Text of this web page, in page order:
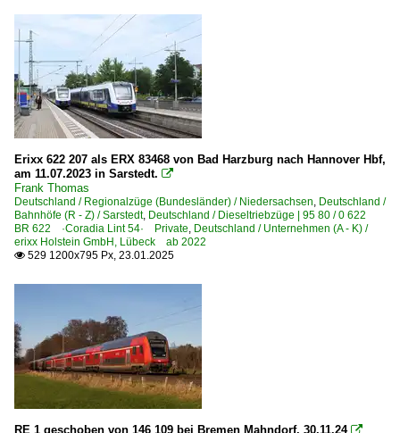
Sonstiges
Zuglaufschilder
Strecken | KBS 100-199
112 Wittenberge ⨯ Dannenberg Ost – Lüneburg ⨯
123 Hannover – Bad Fallingbostel – Buchholz
124 Nienburg – Minden ·Natobahn·
125 Cuxhaven – Bremerhaven – Bremen
300 Wolfsburg – Lehrte (–Hannover) ·Lehrter Bahn·
310 Hannover – Lehrte – Braunschweig (–Magdeburg)
320 (Hannover–) Hildesheim – Goslar – Bad Harzburg
330 Ilsenburg – Vienenburg
350 Hannover – Kreiensen – Göttingen (–Kassel)
Erixx 622 207 als ERX 83468 von Bad Harzburg nach Hannover Hbf,
am 11.07.2023 in Sarstedt. 
Frank Thomas
Deutschland / Regionalzüge (Bundesländer) / Niedersachsen, Deutschland /
Bahnhöfe (R - Z) / Sarstedt, Deutschland / Dieseltriebzüge | 95 80 / 0 622
BR 622 ·Coradia Lint 54· Private, Deutschland / Unternehmen (A - K) /
erixx Holstein GmbH, Lübeck ab 2022
 529 1200x795 Px, 23.01.2025
RE 1 geschoben von 146 109 bei Bremen Mahndorf. 30.11.24 